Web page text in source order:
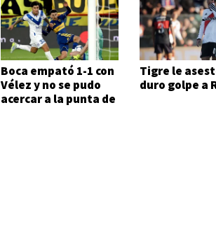
Boca empató 1-1 con
Vélez y no se pudo
acercar a la punta de
Tigre le
duro golpe a